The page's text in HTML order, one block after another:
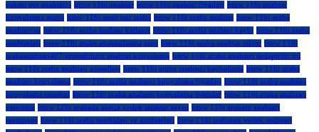
yakası oto anahtarcı bmw 116i anahtar bmw 116i anahtar fiyatları bmw 116i anahtar
kopyalatma araba bmw 116i anah tarı araba bmw 116i araba anahtar bmw 116i araba
anahtarcısı bmw 116i araba anahtar katlanır bmw 116i araba anahtar kaybı bmw 116i araba
anahtarları bmw 116i araba anahtarlarına gprs bmw 116i araba anahtar takım
bmw 116i
arabaanahtarı407 immobilizer anahtar kopyalama bmw 116i araba anahtarı değiştirilir mi
bmw 116i araba anahtarı görselleri bmw 116i araba anahtarı kaybolursa bmw 116i araba
anahtarı kopyalama bmw 116i araba anahtarı kopyalama fiyatları bmw 116i araba anahtarı
kopyalama istanbul bmw 116i araba anahtarı kopyalama üsküdar bmw 116i araba anahtarı
yaptırma bmw 116i arabada alınca yedek anahtar sayısı bmw 116i arabam anahtarı
tanımıyor bmw 116i araba markaları ve anahtarları bmw 116i arabanın yedek anahtarı